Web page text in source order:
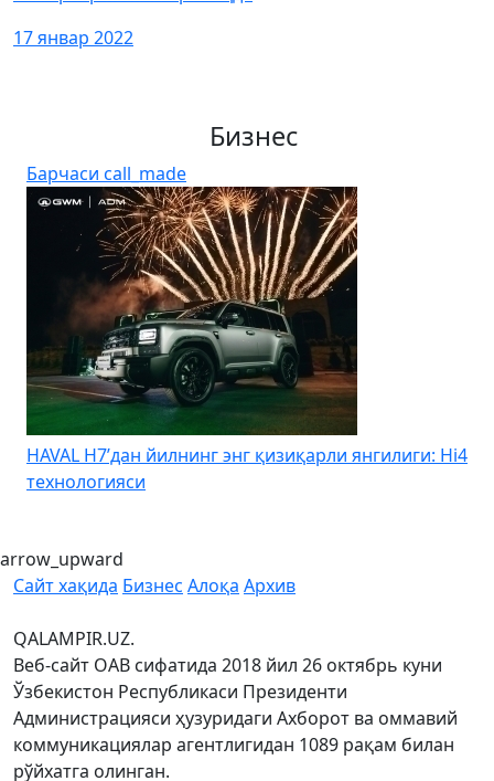
17 январ 2022
Бизнес
Барчаси call_made
HAVAL H7’дан йилнинг энг қизиқарли янгилиги: Hi4
технологияси
arrow_upward
Сайт хақида Бизнес Алоқа Архив
QALAMPIR.UZ.
Веб-сайт ОАВ сифатида 2018 йил 26 октябрь куни
Ўзбекистон Республикаси Президенти
Администрацияси ҳузуридаги Ахборот ва оммавий
коммуникациялар агентлигидан 1089 рақам билан
рўйхатга олинган.